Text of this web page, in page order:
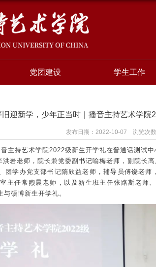
党团建设 学生工作
旧迎新学，少年正当时｜播音主持艺术学院
发布日期：2022-10-07 浏览次
主持艺术学院2022级新生开学礼在普通话测试
岩老师，院长兼党委副书记喻梅老师，副院长
团学办党支部书记隋欣益老师，辅导员傅饶老
主任常煦晨老师，以及新生班主任张路斯老师
硕博新生开学礼。